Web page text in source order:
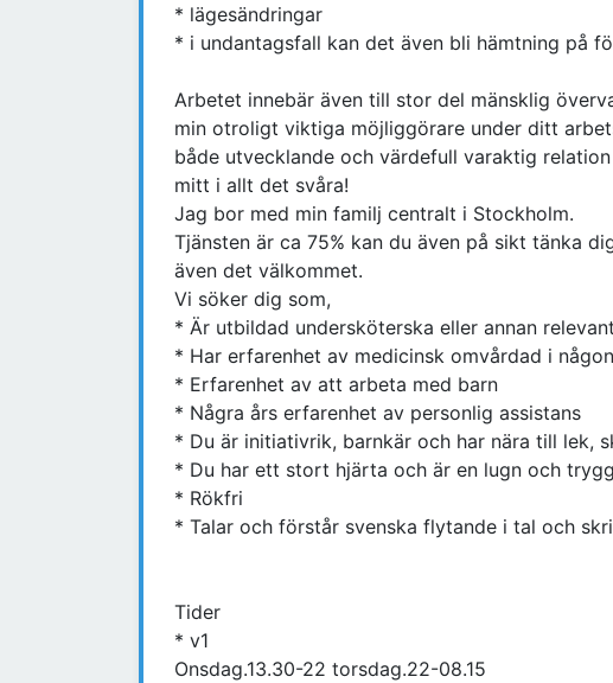
* lägesändringar
* i undantagsfall kan det även bli hämtning på
Arbetet innebär även till stor del mänsklig
min otroligt viktiga möjliggörare under ditt
både utvecklande och värdefull varaktig
mitt i allt det svåra!
Jag bor med min familj centralt i Stockholm.
Tjänsten är ca 75% kan du även på sikt tänka
även det välkommet.
Vi söker dig som,
* Är utbildad undersköterska eller annan
* Har erfarenhet av medicinsk omvårdad i
* Erfarenhet av att arbeta med barn
* Några års erfarenhet av personlig assistans
* Du är initiativrik, barnkär och har nära till lek,
* Du har ett stort hjärta och är en lugn och
* Rökfri
* Talar och förstår svenska flytande i tal och
Tider
* v1
Onsdag.13.30-22 torsdag.22-08.15